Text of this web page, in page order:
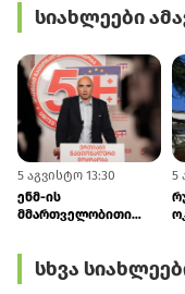
სიახლეები
5 აგვისტო 13:30
ენმ-ის
მმართველობითი
ირაკლი
ფავლენიშვილი
5
სხვა